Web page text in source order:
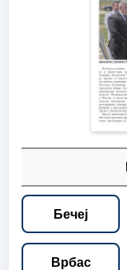
Бечеј
Врбас